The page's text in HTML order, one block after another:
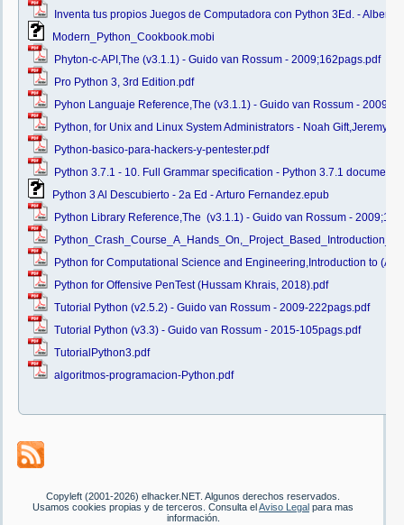
Inventa tus propios Juegos de Computadora con Python 3Ed. - Albert
Modern_Python_Cookbook.mobi
Phyton-c-API,The (v3.1.1) - Guido van Rossum - 2009;162pags.pdf
Pro Python 3, 3rd Edition.pdf
Pyhon Languaje Reference,The (v3.1.1) - Guido van Rossum -
Python, for Unix and Linux System Administrators - Noah Gift,Jeremy
Python-basico-para-hackers-y-pentester.pdf
Python 3.7.1 - 10. Full Grammar specification - Python 3.7.1
Python 3 Al Descubierto - 2a Ed - Arturo Fernandez.epub
Python Library Reference,The  (v3.1.1) - Guido van Rossum -
Python for Computational Science and Engineering,Introduction to (A
Python for Offensive PenTest (Hussam Khrais, 2018).pdf
Tutorial Python (v2.5.2) - Guido van Rossum - 2009-222pags.pdf
Tutorial Python (v3.3) - Guido van Rossum - 2015-105pags.pdf
TutorialPython3.pdf
algoritmos-programacion-Python.pdf
Copyleft (2001-2026) elhacker.NET. Algunos derechos reservados.
Usamos cookies propias y de terceros. Consulta el Aviso Legal para mas
información.